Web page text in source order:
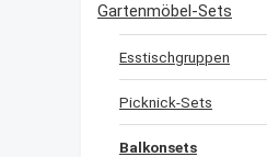
Gartenmöbel-Sets
Esstischgruppen
Picknick-Sets
Balkonsets